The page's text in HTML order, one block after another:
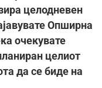
целодневен
Опширна
очекувате
целиот
да се биде на